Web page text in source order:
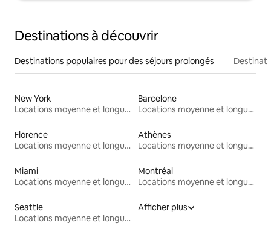
Destinations à découvrir
Destinations populaires pour des séjours prolongés
New York
Locations moyenne et longue durée
Barcelone
Locations moyenne et longue durée
Florence
Locations moyenne et longue durée
Athènes
Locations moyenne et longue durée
Miami
Locations moyenne et longue durée
Montréal
Locations moyenne et longue durée
Seattle
Locations moyenne et longue durée
Afficher plus